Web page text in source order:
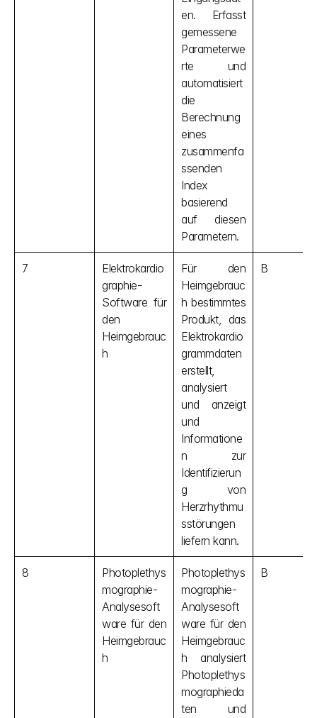
en. Erfasst
gemessene
Parameterwe
rte und
automatisiert
die
Berechnung
eines
zusammenfa
ssenden
Index
basierend
auf diesen
Parametern.
7
Elektrokardio
graphie-
Software für
den
Heimgebrauc
h
Für den
Heimgebrauc
h bestimmtes
Produkt, das
Elektrokardio
grammdaten
erstellt,
analysiert
und anzeigt
und
Informatione
n zur
Identifizierun
g von
Herzrhythmu
sstörungen
liefern kann.
B
8
Photoplethys
mographie-
Analysesoft
ware für den
Heimgebrauc
h
Photoplethys
mographie-
Analysesoft
ware für den
Heimgebrauc
h analysiert
Photoplethys
mographieda
ten und
B